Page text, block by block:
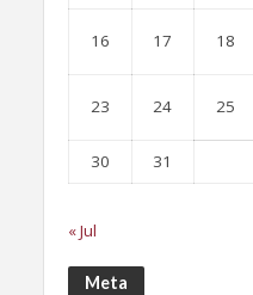
16 17 18
23 24 25
30
31
« Jul
Meta